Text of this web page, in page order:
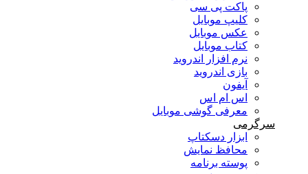
پاکت پی سی
کلیپ موبایل
عکس موبایل
کتاب موبایل
نرم افزار اندروید
بازی اندروید
آیفون
اس ام اس
معرفی گوشی موبایل
سرگرمی
ابزار دسکتاپ
محافظ نمایش
پوسته برنامه